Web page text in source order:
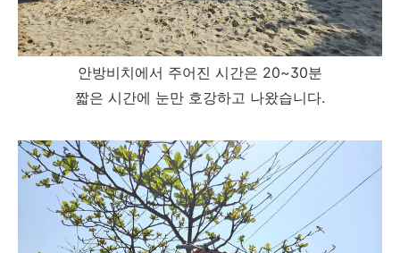
안방비치에서 주어진 시간은 20~30분
짧은 시간에 눈만 호강하고 나왔습니다.